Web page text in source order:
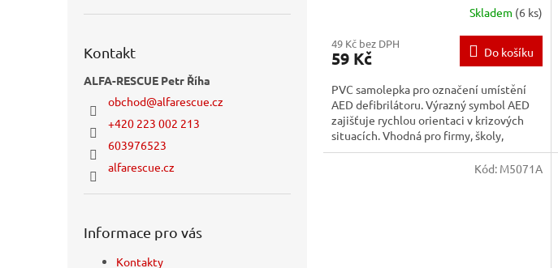
Kontakt
ALFA-RESCUE Petr Říha
obchod@alfarescue.cz
+420 223 002 213
603976523
alfarescue.cz
Informace pro vás
Kontakty
Skladem (6 ks)
49 Kč bez DPH
59 Kč Do košíku
PVC samolepka pro označení umístění
AED defibrilátoru. Výrazný symbol AED
zajišťuje rychlou orientaci v krizových
situacích. Vhodná pro firmy, školy,
zdravotnická zařízení i...
Kód: M5071A